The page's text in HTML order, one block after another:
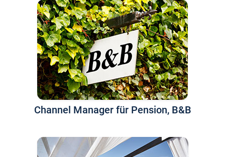
Channel Manager für Pension, B&B